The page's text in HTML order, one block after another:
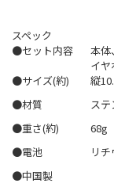
スペック
●セット内容
本体
イヤ
●サイズ(約)
縦
●材質
ステ
●重さ(約)
68g
●電池
リ
●中国製